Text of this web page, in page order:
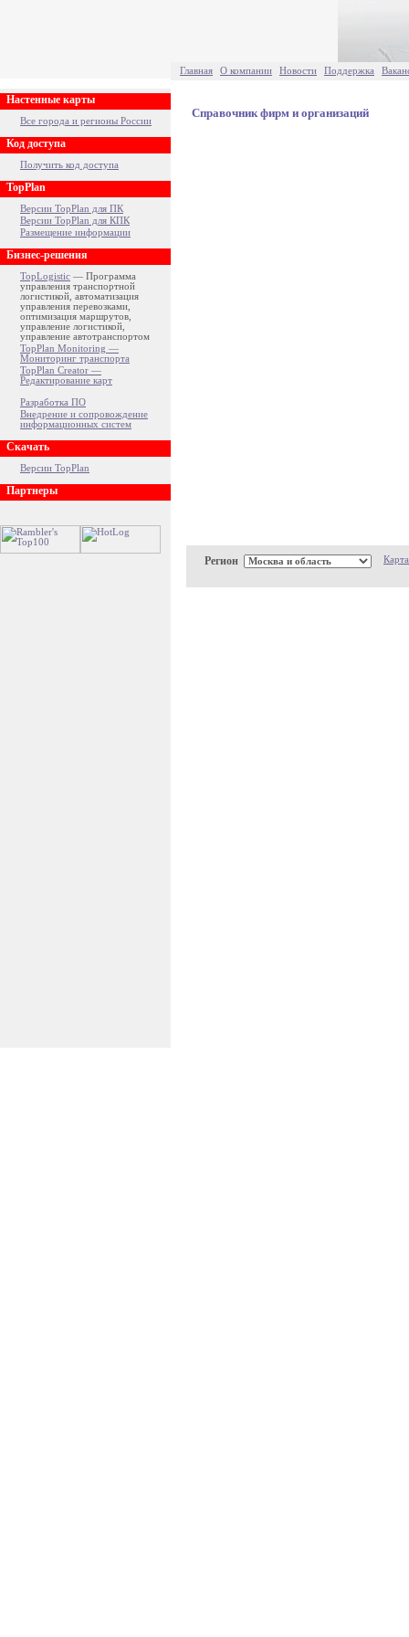
Главная О компании Новости Поддержка
Настенные карты
Все города и регионы России
Код доступа
Получить код доступа
TopPlan
Версии TopPlan для ПК
Версии TopPlan для КПК
Размещение информации
Бизнес-решения
TopLogistic — Программа
управления транспортной
логистикой, автоматизация
управления перевозками,
оптимизация маршрутов,
управление логистикой,
управление автотранспортом
TopPlan Monitoring —
Мониторинг транспорта
TopPlan Creator —
Редактирование карт
Разработка ПО
Внедрение и сопровождение
информационных систем
Скачать
Версии TopPlan
Партнеры
Справочник фирм и организаций
Регион Карта